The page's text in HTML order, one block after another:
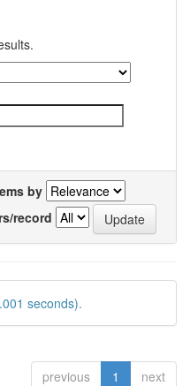
by
record
seconds).
previous 1 next